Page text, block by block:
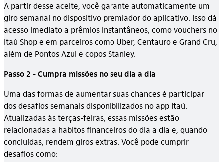
A partir desse aceite, você garante automaticamente um
giro semanal no dispositivo premiador do aplicativo. Isso dá
acesso imediato a prêmios instantâneos, como vouchers no
Itaú Shop e em parceiros como Uber, Centauro e Grand Cru,
além de Pontos Azul e copos Stanley.
Passo 2 - Cumpra missões no seu dia a dia
Uma das formas de aumentar suas chances é participar
dos desafios semanais disponibilizados no app Itaú.
Atualizadas às terças-feiras, essas missões estão
relacionadas a habitos financeiros do dia a dia e, quando
concluídas, rendem giros extras. Você pode cumprir
desafios como: